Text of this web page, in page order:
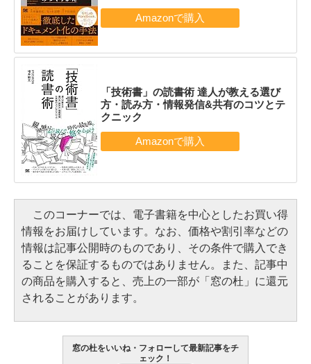
「技術書」の読書術 達人が教える選び
方・読み方・情報発信&共有のコツとテ
クニック
このコーナーでは、電子書籍を中心としたお買い得
情報をお届けしています。なお、価格や割引率などの
情報は記事公開時のものであり、その条件で購入でき
ることを保証するものではありません。また、記事中
の商品を購入すると、売上の一部が「窓の杜」に還元
されることがあります。
窓の杜をいいね・フォローして最新記事をチ
ェック！